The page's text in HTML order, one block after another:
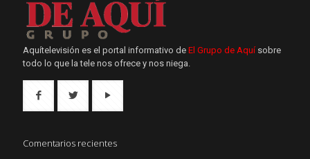
Aquítelevisión es el portal informativo de El Grupo de Aquí sobre
todo lo que la tele nos ofrece y nos niega.
Comentarios recientes